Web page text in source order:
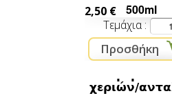
2,50 € 500ml
Τεμάχια
χεριών/